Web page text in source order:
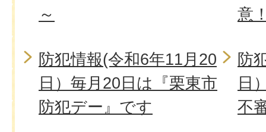
～
意
防犯情報(令和6年11月20
日）毎月20日は『栗東市
防犯デー』です
防
日
不